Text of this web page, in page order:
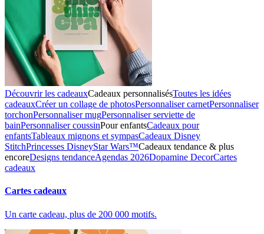
Découvrir les cadeauxCadeaux personnalisésToutes les idées
cadeauxCréer un collage de photosPersonnaliser carnetPersonnaliser
torchonPersonnaliser mugPersonnaliser serviette de
bainPersonnaliser coussinPour enfantsCadeaux pour
enfantsTableaux mignons et sympasCadeaux Disney
StitchPrincesses DisneyStar Wars™Cadeaux tendance & plus
encoreDesigns tendanceAgendas 2026Dopamine DecorCartes
cadeaux
Cartes cadeaux
Un carte cadeau, plus de 200 000 motifs.